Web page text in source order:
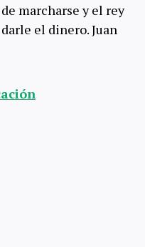
marcharse y el rey
el dinero. Juan